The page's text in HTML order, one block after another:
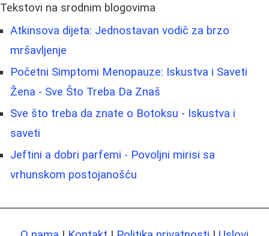
Tekstovi na srodnim blogovima
Atkinsova dijeta: Jednostavan vodič za brzo
mršavljenje
Početni Simptomi Menopauze: Iskustva i Saveti
Žena - Sve Što Treba Da Znaš
Sve što treba da znate o Botoksu - Iskustva i
saveti
Jeftini a dobri parfemi - Povoljni mirisi sa
vrhunskom postojanošću